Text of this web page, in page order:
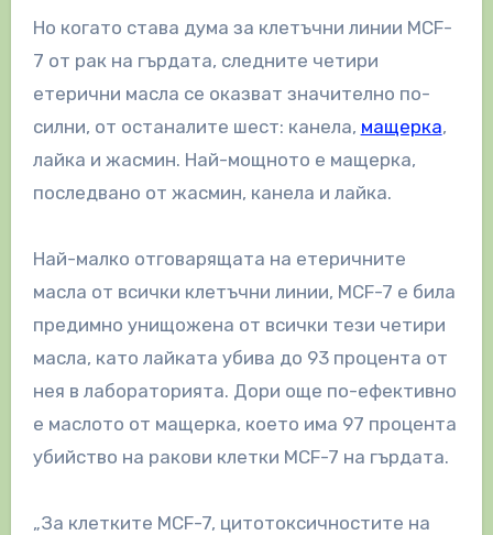
Но когато става дума за клетъчни линии MCF-
7 от рак на гърдата, следните четири
етерични масла се оказват значително по-
силни, от останалите шест: канела, мащерка,
лайка и жасмин. Най-мощното е мащерка,
последвано от жасмин, канела и лайка.
Най-малко отговарящата на етеричните
масла от всички клетъчни линии, MCF-7 е била
предимно унищожена от всички тези четири
масла, като лайката убива до 93 процента от
нея в лабораторията. Дори още по-ефективно
е маслото от мащерка, което има 97 процента
убийство на ракови клетки MCF-7 на гърдата.
„За клетките MCF-7, цитотоксичностите на